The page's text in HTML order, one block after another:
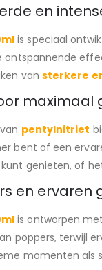
en
is speciaal
ontspannende
van sterkere
maximaal
pentylnitriet
bent of een
genieten, of
en ervaren
is ontworpen
poppers, terwijl
momenten als